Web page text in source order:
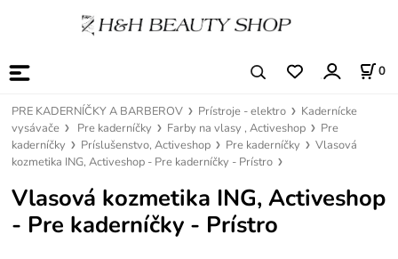
0
PRE KADERNÍČKY A BARBEROV Prístroje - elektro
Kadernícke
vysávače
Pre kaderníčky Farby na vlasy , Activeshop
Pre
kaderníčky
Príslušenstvo, Activeshop Pre kaderníčky
Vlasová
kozmetika ING, Activeshop - Pre kaderníčky - Prístro
Vlasová kozmetika ING, Activeshop
- Pre kaderníčky - Prístro